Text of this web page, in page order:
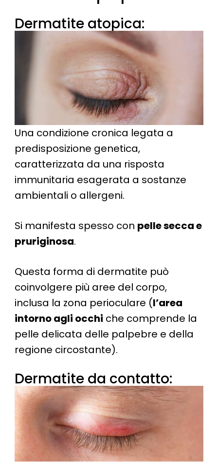
Dermatite atopica:
Una condizione cronica legata a
predisposizione genetica,
caratterizzata da una risposta
immunitaria esagerata a sostanze
ambientali o allergeni.
Si manifesta spesso con pelle secca e
pruriginosa.
Questa forma di dermatite può
coinvolgere più aree del corpo,
inclusa la zona perioculare​ (l’area
intorno agli occhi che comprende la
pelle delicata delle palpebre e della
regione circostante).
Dermatite da contatto: